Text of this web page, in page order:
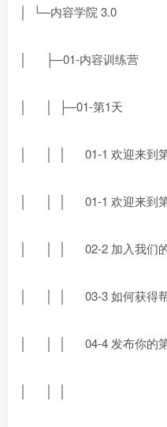
│ └─内容学院 3.0
│ ├─01-内容训练营
│ │ ├─01-第1天
│ │ │ 01-1 欢迎来到第
│ │ │ 01-1 欢迎来到第
│ │ │ 02-2 加入我们的
│ │ │ 03-3 如何获得帮
│ │ │ 04-4 发布你的第